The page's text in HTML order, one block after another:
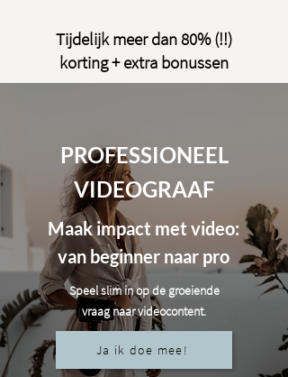
Tijdelijk meer dan 80% (!!)
korting + extra bonussen
PROFESSIONEEL
VIDEOGRAAF
Maak impact met video:
van beginner naar pro
Speel slim in op de groeiende
vraag naar videocontent.
Ja ik doe mee!